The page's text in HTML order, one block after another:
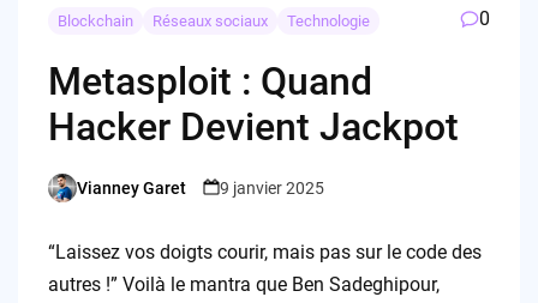
Blockchain Réseaux sociaux Technologie 0
Metasploit : Quand
Hacker Devient Jackpot
Posted
Vianney Garet 9 janvier 2025
“Laissez vos doigts courir, mais pas sur le code des
autres !” Voilà le mantra que Ben Sadeghipour,